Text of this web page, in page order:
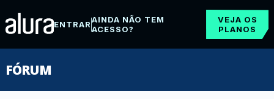
ENTRARAINDA NÃO TEM
ACESSO?
VEJA OS
PLANOS
FÓRUM